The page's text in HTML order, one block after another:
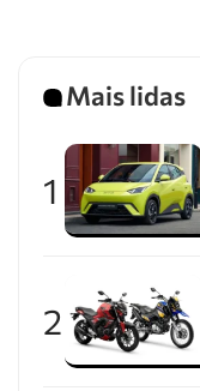
Mais lidas
1
2